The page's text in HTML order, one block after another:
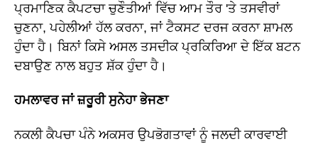
ਪ੍ਰਮਾਣਿਕ ਕੈਪਟਚਾ ਚੁਣੌਤੀਆਂ ਵਿੱਚ ਆਮ ਤੌਰ 'ਤੇ ਤਸਵੀਰਾਂ
ਚੁਣਨਾ, ਪਹੇਲੀਆਂ ਹੱਲ ਕਰਨਾ, ਜਾਂ ਟੈਕਸਟ ਦਰਜ ਕਰਨਾ ਸ਼ਾਮਲ
ਹੁੰਦਾ ਹੈ। ਬਿਨਾਂ ਕਿਸੇ ਅਸਲ ਤਸਦੀਕ ਪ੍ਰਕਿਰਿਆ ਦੇ ਇੱਕ ਬਟਨ
ਦਬਾਉਣ ਨਾਲ ਬਹੁਤ ਸ਼ੱਕ ਹੁੰਦਾ ਹੈ।
ਹਮਲਾਵਰ ਜਾਂ ਜ਼ਰੂਰੀ ਸੁਨੇਹਾ ਭੇਜਣਾ
ਨਕਲੀ ਕੈਪਚਾ ਪੰਨੇ ਅਕਸਰ ਉਪਭੋਗਤਾਵਾਂ ਨੂੰ ਜਲਦੀ ਕਾਰਵਾਈ